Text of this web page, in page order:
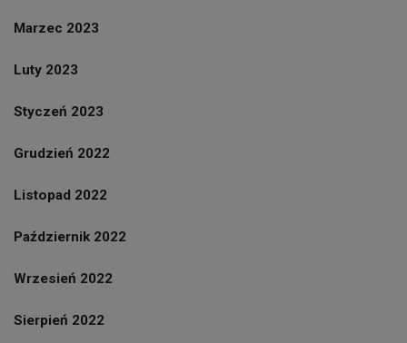
Marzec 2023
Luty 2023
Styczeń 2023
Grudzień 2022
Listopad 2022
Październik 2022
Wrzesień 2022
Sierpień 2022